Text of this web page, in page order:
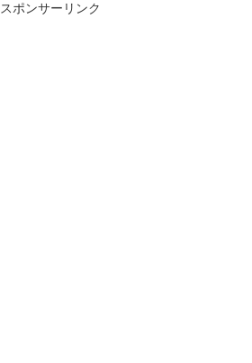
スポンサーリンク